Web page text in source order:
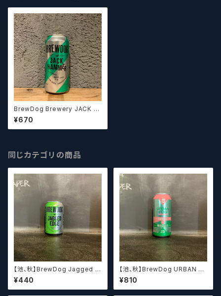
BrewDog Brewery JACK H
AMMER ブリュードッグ ジャッ
クハマー IPA【クラフトビール】
¥670
同じカテゴリの商品
【池、秋】BrewDog Jagged E
dge Spiky IPA ブリュードッグ
ジャギッドエッジ スパイキー IP
A
¥440
【池、秋】BrewDog URBAN F
OG / ブリュードッグ アーバンフ
ォグ
¥810